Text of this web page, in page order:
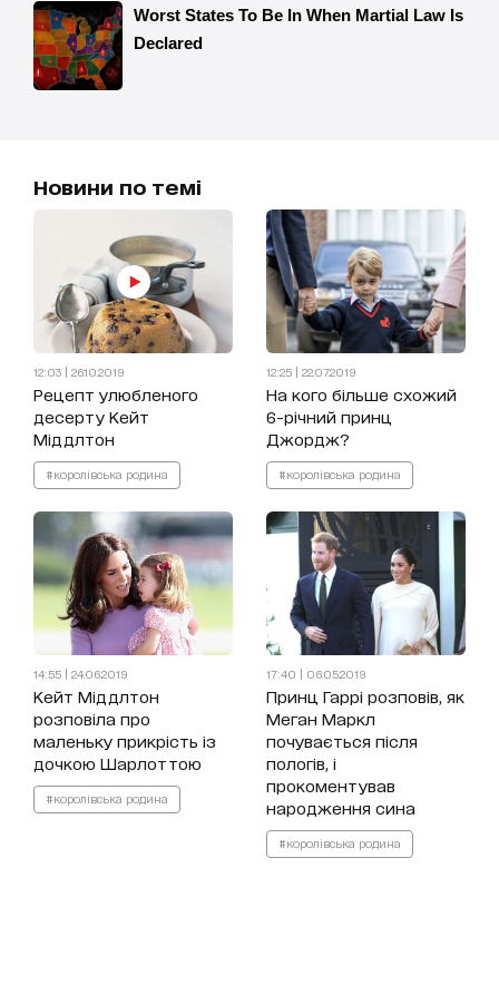
Новини по темі
12:03 | 26.10.2019
Рецепт улюбленого
десерту Кейт
Міддлтон
#королівська родина
12:25 | 22.07.2019
На кого більше схожий
6-річний принц
Джордж?
#королівська родина
14:55 | 24.06.2019
Кейт Міддлтон
розповіла про
маленьку прикрість із
дочкою Шарлоттою
#королівська родина
17:40 | 06.05.2019
Принц Гаррі розповів, як
Меган Маркл
почувається після
пологів, і
прокоментував
народження сина
#королівська родина